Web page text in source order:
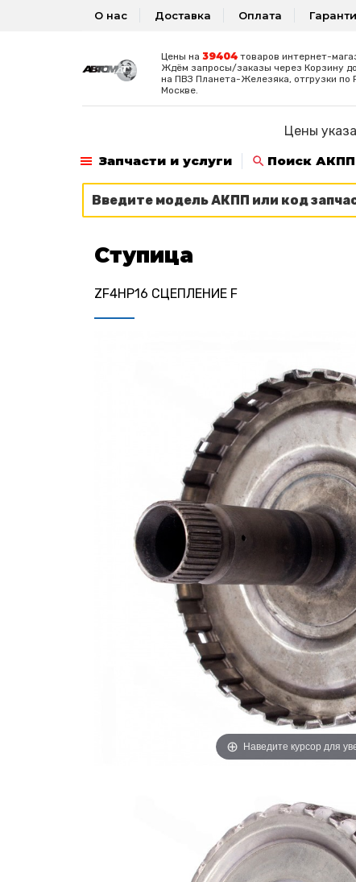
О нас Доставка Оплата
Цены на 39404товаров интернет-
Ждём запросы/заказы через Корзину
на ПВЗ Планета-Железяка, отгрузки по
Москве.
Цены
Запчасти и услуги
Поиск АКПП
Ступица
ZF4HP16 СЦЕПЛЕНИЕ F
Наведите курсор для